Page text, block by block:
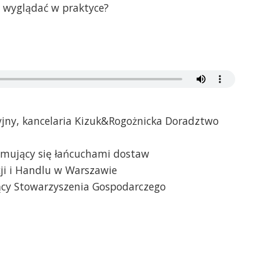
wyglądać w praktyce?
kancelaria Kizuk&Rogożnicka Doradztwo
się łańcuchami dostaw
i Handlu w Warszawie
Stowarzyszenia Gospodarczego